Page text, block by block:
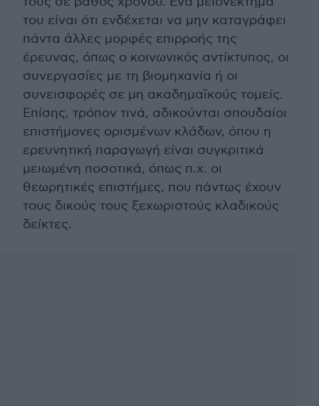
του είναι ότι ενδέχεται να μην καταγράφει
πάντα άλλες μορφές επιρροής της
έρευνας, όπως ο κοινωνικός αντίκτυπος, οι
συνεργασίες με τη βιομηχανία ή οι
συνεισφορές σε μη ακαδημαϊκούς τομείς.
Επίσης, τρόπον τινά, αδικούνται σπουδαίοι
επιστήμονες ορισμένων κλάδων, όπου η
ερευνητική παραγωγή είναι συγκριτικά
μειωμένη ποσοτικά, όπως π.χ. οι
θεωρητικές επιστήμες, που πάντως έχουν
τους δικούς τους ξεχωριστούς κλαδικούς
δείκτες.